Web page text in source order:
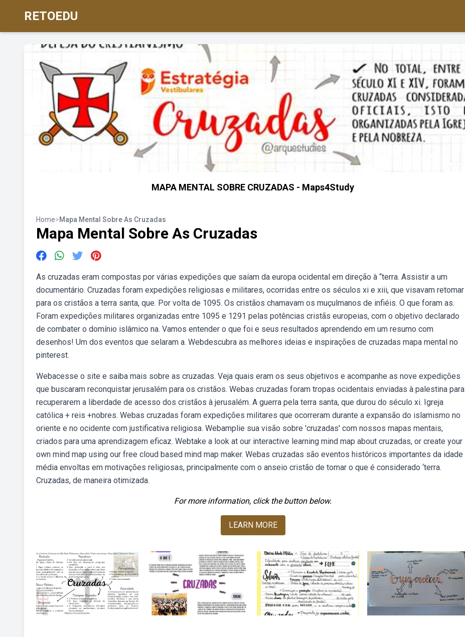
RETOEDU
MAPA MENTAL SOBRE CRUZADAS - Maps4Study
Home>Mapa Mental Sobre As Cruzadas
Mapa Mental Sobre As Cruzadas
As cruzadas eram compostas por várias expedições que saíam da europa ocidental em direção à “terra. Assistir a um
documentário. Cruzadas foram expedições religiosas e militares, ocorridas entre os séculos xi e xiii, que visavam retomar
para os cristãos a terra santa, que. Por volta de 1095. Os cristãos chamavam os muçulmanos de infiéis. O que foram as.
Foram expedições militares organizadas entre 1095 e 1291 pelas potências cristãs europeias, com o objetivo declarado
de combater o domínio islâmico na. Vamos entender o que foi e seus resultados aprendendo em um resumo com
desenhos! Um dos eventos que selaram a. Webdescubra as melhores ideias e inspirações de cruzadas mapa mental no
pinterest.
Webacesse o site e saiba mais sobre as cruzadas. Veja quais eram os seus objetivos e acompanhe as nove expedições
que buscaram reconquistar jerusalém para os cristãos. Webas cruzadas foram tropas ocidentais enviadas à palestina para
recuperarem a liberdade de acesso dos cristãos à jerusalém. A guerra pela terra santa, que durou do século xi. Igreja
católica + reis +nobres. Webas cruzadas foram expedições militares que ocorreram durante a expansão do islamismo no
oriente e no ocidente com justificativa religiosa. Webamplie sua visão sobre 'cruzadas' com nossos mapas mentais,
criados para uma aprendizagem eficaz. Webtake a look at our interactive learning mind map about cruzadas, or create your
own mind map using our free cloud based mind map maker. Webas cruzadas são eventos históricos importantes da idade
média envoltas em motivações religiosas, principalmente com o anseio cristão de tomar o que é considerado ‘terra.
Cruzadas, de maneira otimizada.
For more information, click the button below.
LEARN MORE